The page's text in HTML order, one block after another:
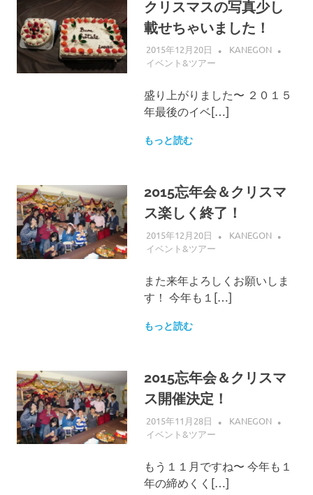
クリスマスの写真少し
載せちゃいました！
2015年12月20日
KANEGON
イベント&ツアー
盛り上がりました〜 ２０１５
年最後のイベ[…]
もっと読む
2015忘年会＆クリスマ
ス楽しく終了！
2015年12月20日
KANEGON
イベント&ツアー
また来年よろしくお願いしま
す！ 今年も１[…]
もっと読む
2015忘年会＆クリスマ
ス開催決定！
2015年11月28日
KANEGON
イベント&ツアー
もう１１月ですね〜 今年も１
年の締めくく[…]